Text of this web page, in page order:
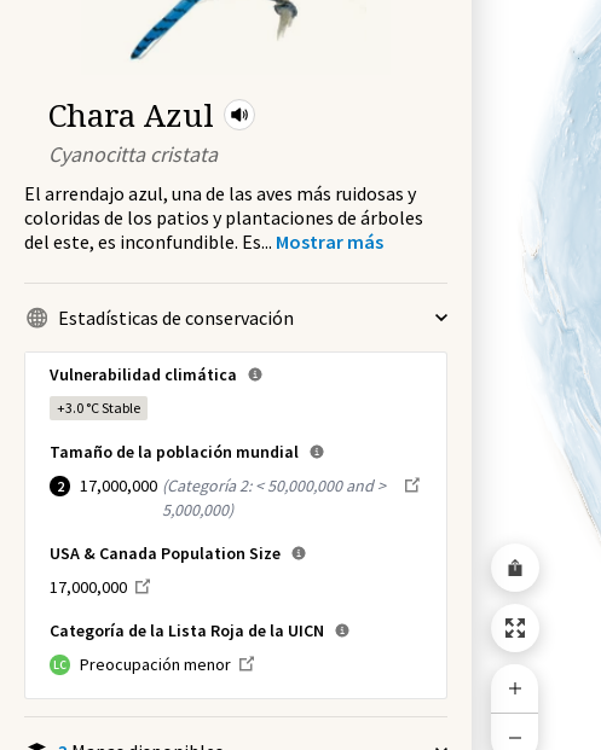
Chara Azul
Cyanocitta cristata
El arrendajo azul, una de las aves más ruidosas y
coloridas de los patios y plantaciones de árboles
del este, es inconfundible. Es... Mostrar más
Estadísticas de conservación
Vulnerabilidad climática
+3.0 °CStable
Tamaño de la población mundial
2 17,000,000 (Categoría 2: < 50,000,000 and >
5,000,000)
USA & Canada Population Size
17,000,000
Categoría de la Lista Roja de la UICN
LC Preocupación menor